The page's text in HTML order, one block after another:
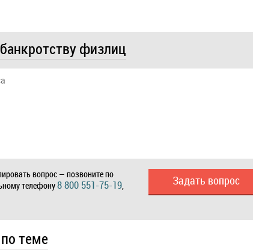
физлиц
вопрос — позвоните по
телефону8 800 551-75-19,
Задать вопрос
теме